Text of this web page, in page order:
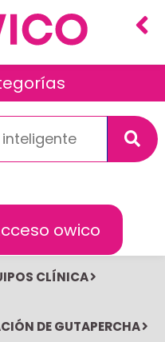
owico
CLÍNICA
DE GUTAPERCHA